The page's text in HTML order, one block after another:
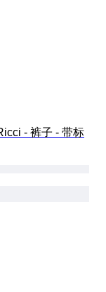
- 裤子 - 带标